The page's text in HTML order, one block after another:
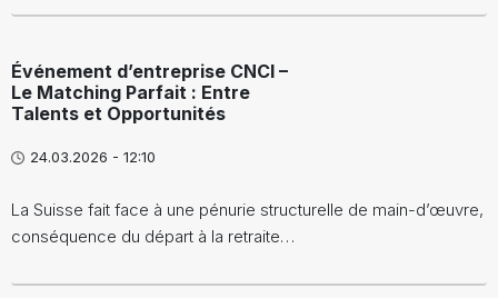
Événement d’entreprise CNCI –
Le Matching Parfait : Entre
Talents et Opportunités
24.03.2026 - 12:10
La Suisse fait face à une pénurie structurelle de main-d’œuvre,
conséquence du départ à la retraite…